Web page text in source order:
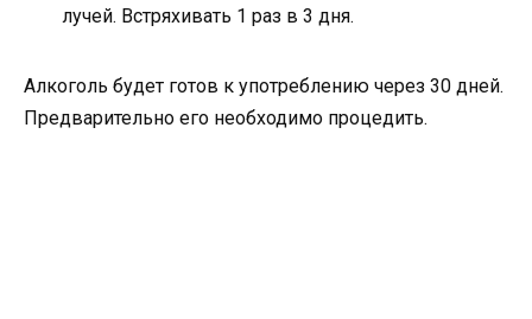
лучей. Встряхивать 1 раз в 3 дня.
Алкоголь будет готов к употреблению через 30 дней.
Предварительно его необходимо процедить.